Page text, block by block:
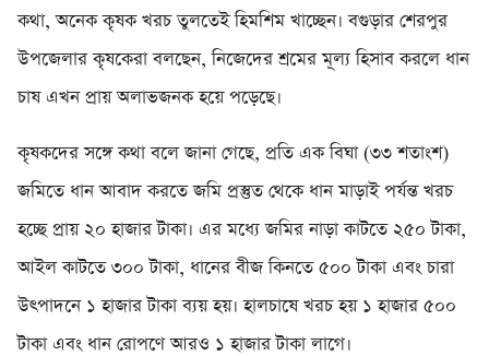
কথা, অনেক কৃষক খরচ তুলতেই হিমশিম খাচ্ছেন। বগুড়ার শেরপুর
উপজেলার কৃষকেরা বলছেন, নিজেদের শ্রমের মূল্য হিসাব করলে ধান
চাষ এখন প্রায় অলাভজনক হয়ে পড়েছে।
কৃষকদের সঙ্গে কথা বলে জানা গেছে, প্রতি এক বিঘা (৩৩ শতাংশ)
জমিতে ধান আবাদ করতে জমি প্রস্তুত থেকে ধান মাড়াই পর্যন্ত খরচ
হচ্ছে প্রায় ২০ হাজার টাকা। এর মধ্যে জমির নাড়া কাটতে ২৫০ টাকা,
আইল কাটতে ৩০০ টাকা, ধানের বীজ কিনতে ৫০০ টাকা এবং চারা
উৎপাদনে ১ হাজার টাকা ব্যয় হয়। হালচাষে খরচ হয় ১ হাজার ৫০০
টাকা এবং ধান রোপণে আরও ১ হাজার টাকা লাগে।